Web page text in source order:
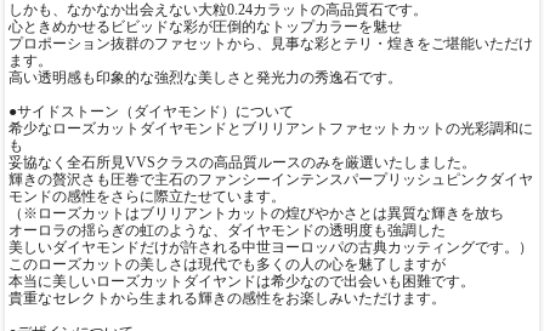
しかも、なかなか出会えない大粒0.24カラットの高品質石です。
心ときめかせるビビッドな彩が圧倒的なトップカラーを魅せ
プロポーション抜群のファセットから、見事な彩とテリ・煌きをご堪能いただけ
ます。
高い透明感も印象的な強烈な美しさと発光力の秀逸石です。
●サイドストーン（ダイヤモンド）について
希少なローズカットダイヤモンドとブリリアントファセットカットの光彩調和に
も
妥協なく全石所見VVSクラスの高品質ルースのみを厳選いたしました。
輝きの贅沢さも圧巻で主石のファンシーインテンスパープリッシュピンクダイヤ
モンドの感性をさらに際立たせています。
（※ローズカットはブリリアントカットの煌びやかさとは異質な輝きを放ち
オーロラの揺らぎの虹のような、ダイヤモンドの透明度も強調した
美しいダイヤモンドだけが許される中世ヨーロッパの古典カッティングです。）
このローズカットの美しさは現代でも多くの人の心を魅了しますが
本当に美しいローズカットダイヤンドは希少なので出会いも困難です。
貴重なセレクトから生まれる輝きの感性をお楽しみいただけます。